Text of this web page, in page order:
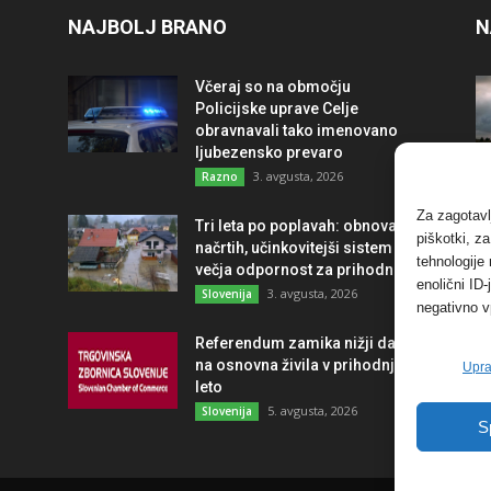
Za
piškotki,
tehnologije
enolični
negativno
NAJBOLJ BRANO
Včeraj so na območju
Policijske uprave Celje
obravnavali tako imenovano
ljubezensko prevaro
Razno 3. avgusta, 2026
Tri leta po poplavah: obnova po
načrtih, učinkovitejši sistem in
večja odpornost za prihodnost
Slovenija 3. avgusta, 2026
Referendum zamika nižji davek
na osnovna živila v prihodnje
leto
Slovenija 5. avgusta, 2026